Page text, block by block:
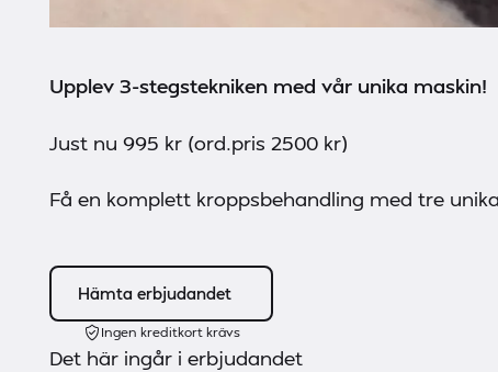
Upplev 3-stegstekniken med vår unika maskin!
Just nu 995 kr (ord.pris 2500 kr)
Få en komplett kroppsbehandling med tre
Hämta erbjudandet
Ingen kreditkort krävs
Det här ingår i erbjudandet